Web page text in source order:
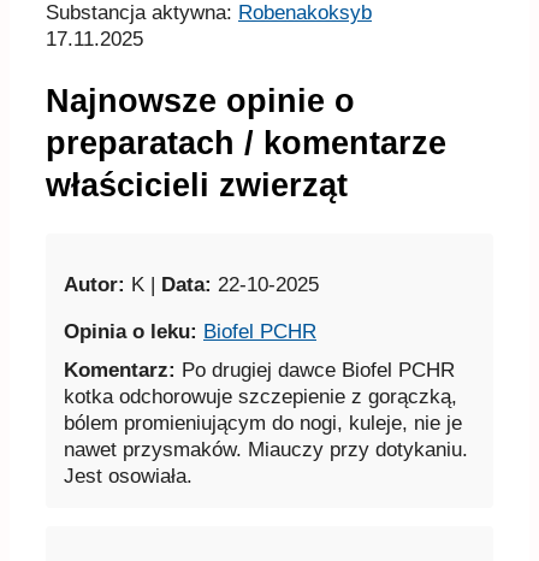
Substancja aktywna: Robenakoksyb
17.11.2025
Najnowsze opinie o
preparatach / komentarze
właścicieli zwierząt
Autor: K | Data: 22-10-2025
Opinia o leku: Biofel PCHR
Komentarz: Po drugiej dawce Biofel PCHR
kotka odchorowuje szczepienie z gorączką,
bólem promieniującym do nogi, kuleje, nie je
nawet przysmaków. Miauczy przy dotykaniu.
Jest osowiała.